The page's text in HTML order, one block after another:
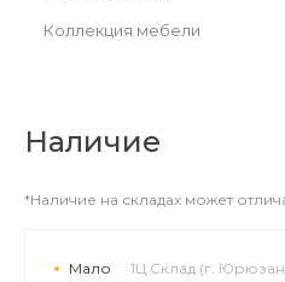
Коллекция мебели
Наличие
*Наличие на складах может
Мало 1Ц.Склад (г.